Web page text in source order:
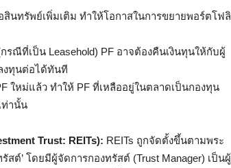
นทรัพย์เพิ่มเติม ทำให้โอกาสในการขยายพอร์ตโฟลิ
ณีที่เป็น Leasehold) PF อาจต้องคืนเงินทุนให้กับผู้
งทุนต่อได้ทันที
ใหม่แล้ว ทำให้ PF ที่เหลืออยู่ในตลาดเป็นกองทุน
ท่านั้น
Trust: REITs): REITs ถูกจัดตั้งขึ้นตามพระ
ต์’ โดยมีผู้จัดการกองทรัสต์ (Trust Manager) เป็นผู้